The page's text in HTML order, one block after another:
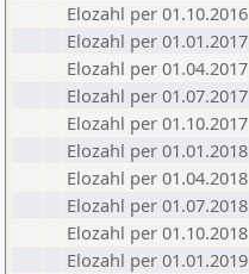
Elozahl per 01.10.2016
Elozahl per 01.01.2017
Elozahl per 01.04.2017
Elozahl per 01.07.2017
Elozahl per 01.10.2017
Elozahl per 01.01.2018
Elozahl per 01.04.2018
Elozahl per 01.07.2018
Elozahl per 01.10.2018
Elozahl per 01.01.2019